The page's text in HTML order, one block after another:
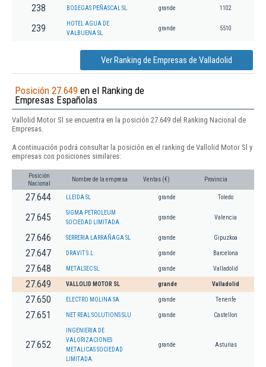
238 BODEGAS PEÑASCAL SL. grande 1102
239
HOTEL AGUA DE
VALBUENA SL
grande 5510
Ver Ranking de Empresas de Valladolid
Posición 27.649 en el Ranking de
Empresas Españolas
Vallolid Motor Sl se encuentra en la posición 27.649 del Ranking Nacional de
Empresas.
A continuación podrá consultar la posición en el ranking de Vallolid Motor Sl y
empresas con posiciones similares:
Posición
Nacional
Nombre de la empresa Ventas (€) Provincia
27.644 LLEIDA SL grande Toledo
27.645
SIGMA PETROLEUM
SOCIEDAD LIMITADA.
grande Valencia
27.646 SERRERIA LARRAÑAGA SL grande Gipuzkoa
27.647 DRAVIT S.L. grande Barcelona
27.648 METALSEC SL. grande Valladolid
27.649 VALLOLID MOTOR SL grande Valladolid
27.650 ELECTRO MOLINA SA grande Tenerife
27.651 NET REAL SOLUTIONS SLU grande Castellon
27.652
INGENIERIA DE
VALORIZACIONES
METALICAS SOCIEDAD
LIMITADA.
grande Asturias